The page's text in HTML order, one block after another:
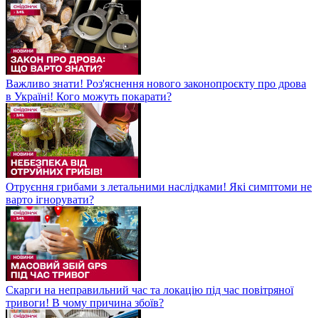
Важливо знати! Роз'яснення нового законопроєкту про дрова
в Україні! Кого можуть покарати?
Отруєння грибами з летальними наслідками! Які симптоми не
варто ігнорувати?
Скарги на неправильний час та локацію під час повітряної
тривоги! В чому причина збоїв?